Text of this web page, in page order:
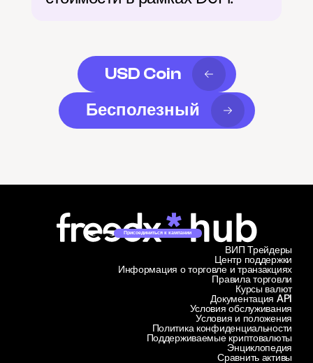
USD Coin
Бесполезный
Присоединиться к кампании
Центр поддержки
Информация о торговле и транзакциях
ВИП Трейдеры
Правила торговли
Курсы валют
Документация API
Условия обслуживания
Условия и положения
Политика конфиденциальности
Поддерживаемые криптовалюты
Энциклопедия
Сравнить активы